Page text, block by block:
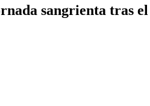
sangrienta tras